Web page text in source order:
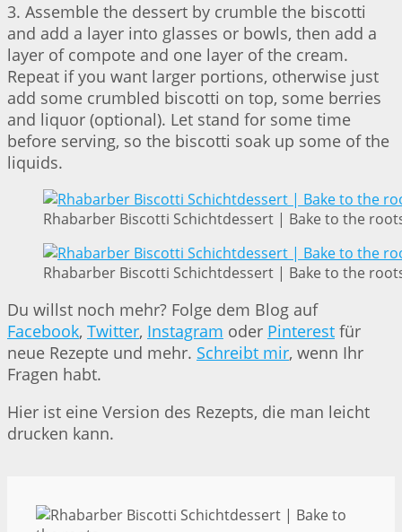
3. Assemble the dessert by crumble the biscotti
and add a layer into glasses or bowls, then add a
layer of compote and one layer of the cream.
Repeat if you want larger portions, otherwise just
add some crumbled biscotti on top, some berries
and liquor (optional). Let stand for some time
before serving, so the biscotti soak up some of the
liquids.
Rhabarber Biscotti Schichtdessert | Bake to the
Rhabarber Biscotti Schichtdessert | Bake to the
Du willst noch mehr? Folge dem Blog auf
Facebook, Twitter, Instagram oder Pinterest für
neue Rezepte und mehr. Schreibt mir, wenn Ihr
Fragen habt.
Hier ist eine Version des Rezepts, die man leicht
drucken kann.